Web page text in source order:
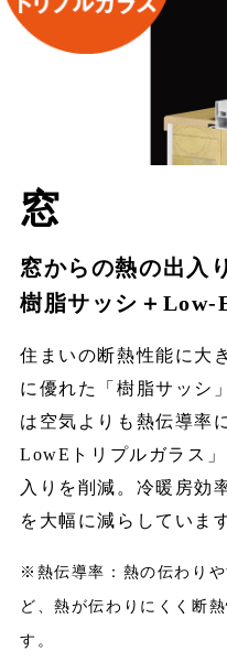
窓
窓からの熱の出入
樹脂サッシ＋Low-
住まいの断熱性能に大
に優れた「樹脂サッシ
は空気よりも熱伝導率
LowEトリプルガラス
入りを削減。冷暖房効
を大幅に減らしていま
※熱伝導率：熱の伝わり
ど、熱が伝わりにくく断
す。